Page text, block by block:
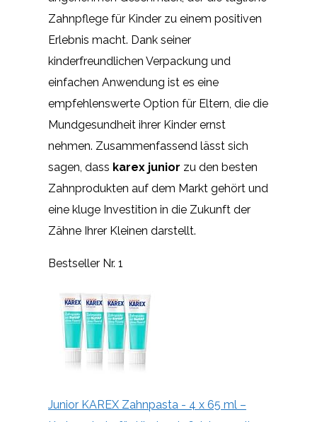
Zahnpflege für Kinder zu einem positiven
Erlebnis macht. Dank seiner
kinderfreundlichen Verpackung und
einfachen Anwendung ist es eine
empfehlenswerte Option für Eltern, die die
Mundgesundheit ihrer Kinder ernst
nehmen. Zusammenfassend lässt sich
sagen, dass karex junior zu den besten
Zahnprodukten auf dem Markt gehört und
eine kluge Investition in die Zukunft der
Zähne Ihrer Kleinen darstellt.
Bestseller Nr. 1
Junior KAREX Zahnpasta - 4 x 65 ml –